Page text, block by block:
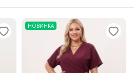
НОВИНКА